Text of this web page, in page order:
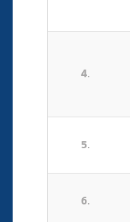
4.
5.
6.